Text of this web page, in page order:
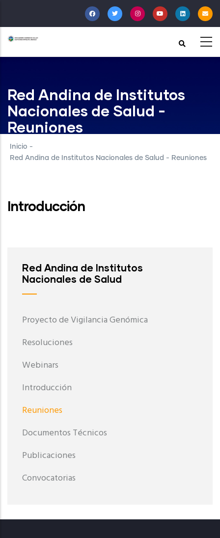
al
contenido
principal
Red Andina de Institutos
Nacionales de Salud -
Reuniones
Inicio -
Red Andina de Institutos Nacionales de Salud - Reuniones
Introducción
Red Andina de Institutos
Nacionales de Salud
Proyecto de Vigilancia Genómica
Resoluciones
Webinars
Introducción
Reuniones
Documentos Técnicos
Publicaciones
Convocatorias